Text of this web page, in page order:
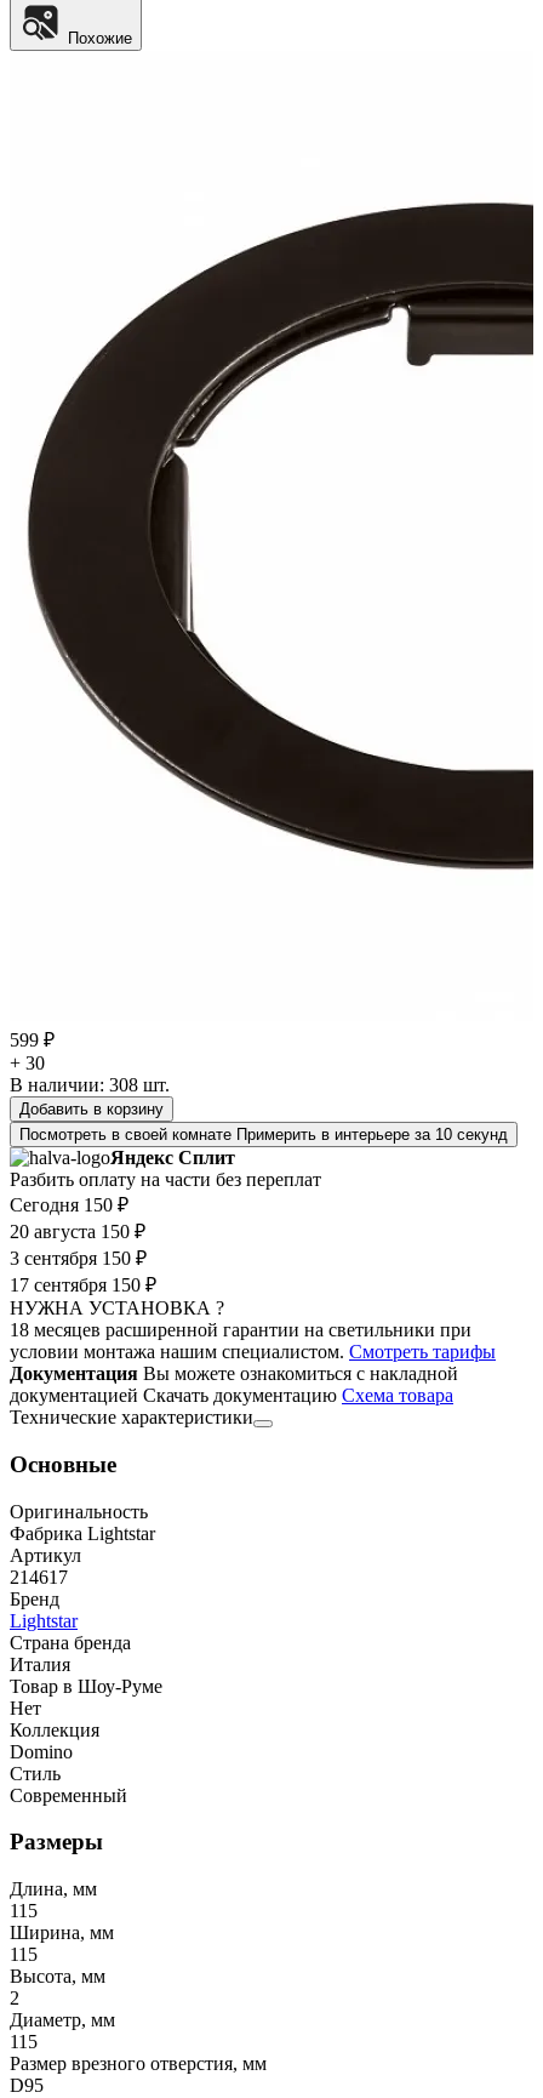
Похожие
599 ₽
+ 30
В наличии: 308 шт.
Добавить в корзину
Посмотреть в своей комнате Примерить в интерьере за 10 секунд
Яндекс Сплит
Разбить оплату на части без переплат
Сегодня 150 ₽
20 августа 150 ₽
3 сентября 150 ₽
17 сентября 150 ₽
НУЖНА УСТАНОВКА ?
18 месяцев расширенной гарантии на светильники при
условии монтажа нашим специалистом. Смотреть тарифы
Документация Вы можете ознакомиться с накладной
документацией Скачать документацию Cхема товара
Технические характеристики
Основные
Оригинальность
Фабрика Lightstar
Артикул
214617
Бренд
Lightstar
Страна бренда
Италия
Товар в Шоу-Руме
Нет
Коллекция
Domino
Стиль
Современный
Размеры
Длина, мм
115
Ширина, мм
115
Высота, мм
2
Диаметр, мм
115
Размер врезного отверстия, мм
D95